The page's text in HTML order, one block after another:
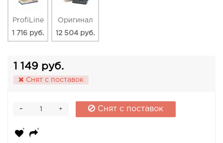
ProfiLine
1 716 руб.
Оригинал
12 504 руб.
1 149 руб.
Снят с поставок
+
- Снят с поставок